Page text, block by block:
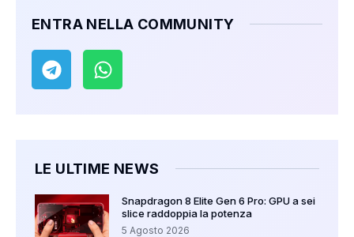
ENTRA NELLA COMMUNITY
LE ULTIME NEWS
Snapdragon 8 Elite Gen 6 Pro: GPU a sei
slice raddoppia la potenza
5 Agosto 2026